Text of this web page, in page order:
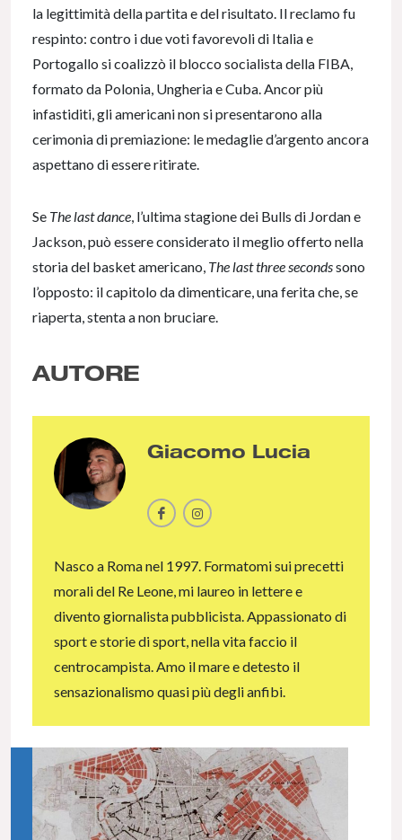
la legittimità della partita e del risultato. Il reclamo fu
respinto: contro i due voti favorevoli di Italia e
Portogallo si coalizzò il blocco socialista della FIBA,
formato da Polonia, Ungheria e Cuba. Ancor più
infastiditi, gli americani non si presentarono alla
cerimonia di premiazione: le medaglie d’argento ancora
aspettano di essere ritirate.
Se The last dance, l’ultima stagione dei Bulls di Jordan e
Jackson, può essere considerato il meglio offerto nella
storia del basket americano, The last three secondssono
l’opposto: il capitolo da dimenticare, una ferita che, se
riaperta, stenta a non bruciare.
AUTORE
Giacomo Lucia
Nasco a Roma nel 1997. Formatomi sui precetti
morali del Re Leone, mi laureo in lettere e
divento giornalista pubblicista. Appassionato di
sport e storie di sport, nella vita faccio il
centrocampista. Amo il mare e detesto il
sensazionalismo quasi più degli anfibi.